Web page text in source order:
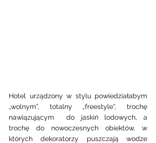
Hotel urządzony w stylu powiedziałabym
„wolnym”, totalny „freestyle”, trochę
nawiązującym  do jaskiń lodowych, a
trochę do nowoczesnych obiektów, w
których dekoratorzy puszczają wodze